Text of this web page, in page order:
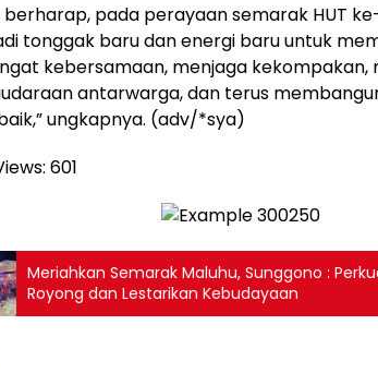
berharap, pada perayaan semarak HUT
tonggak baru dan energi baru untuk
kebersamaan, menjaga
antarwarga, dan terus
ungkapnya. (adv/*sya)
601
Meriahkan Semarak Maluhu, Sunggono :
Royong dan Lestarikan Kebudayaan